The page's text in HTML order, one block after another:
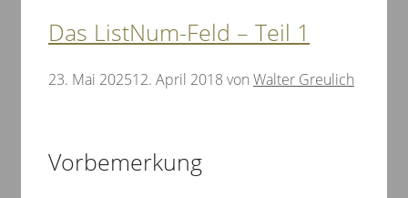
Das ListNum-Feld – Teil 1
23. Mai 202512. April 2018 von Walter Greulich
Vorbemerkung